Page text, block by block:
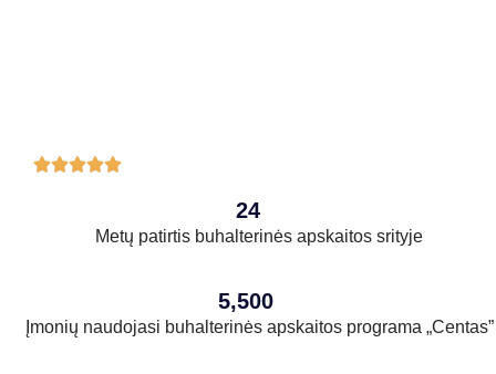

24
Metų patirtis buhalterinės apskaitos srityje
5,500
Įmonių naudojasi buhalterinės apskaitos programa „Centas”